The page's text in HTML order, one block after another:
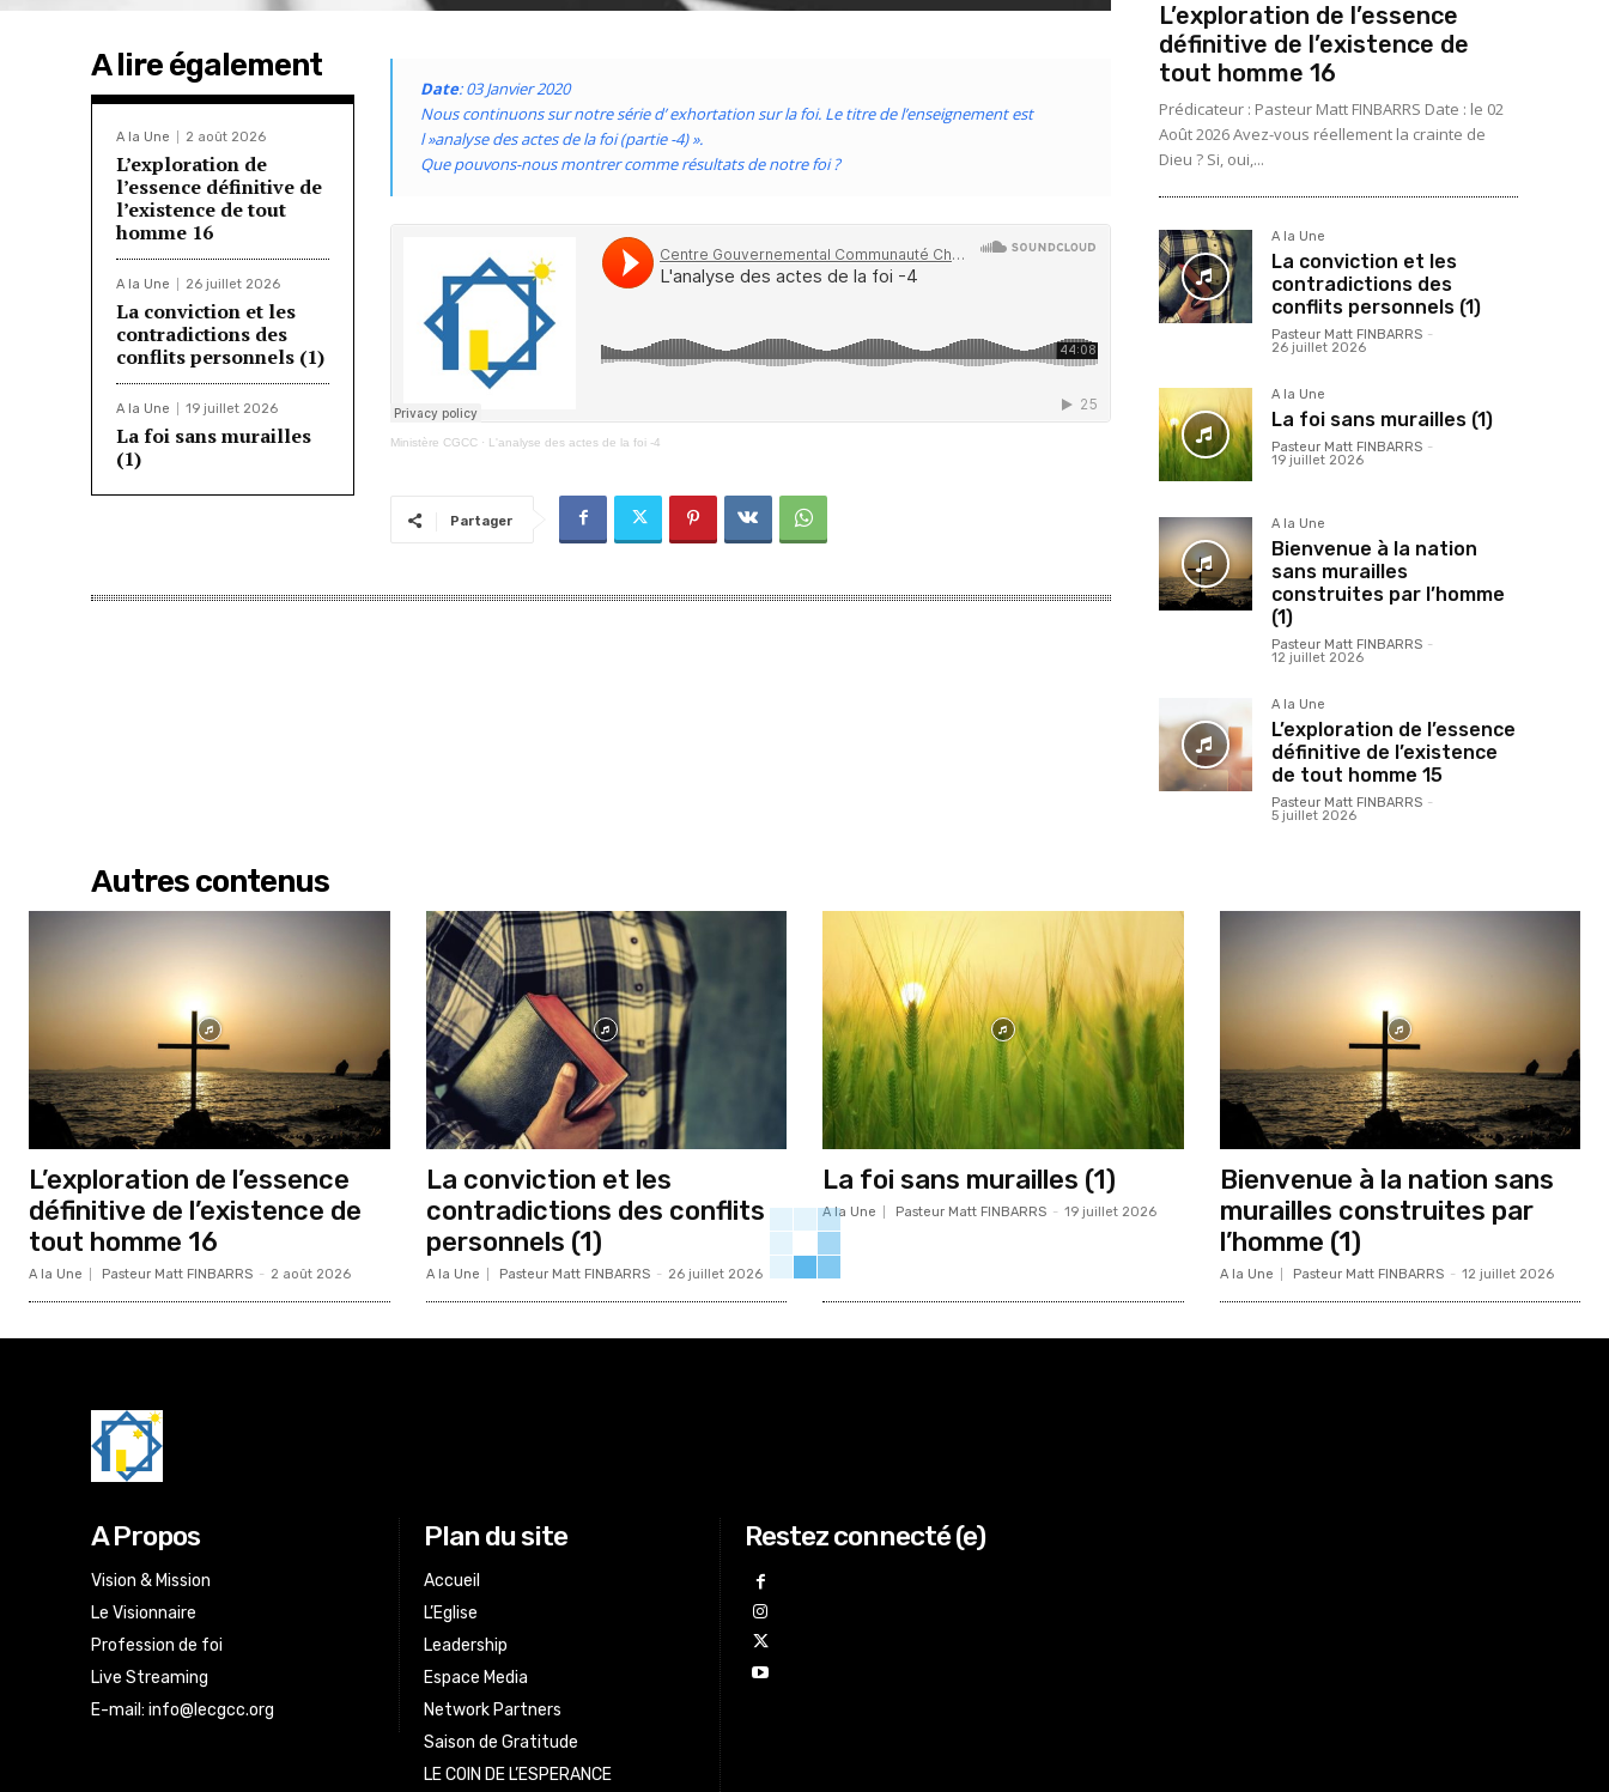
A lire également
A la Une 2 août 2026
L’exploration de
l’essence définitive de
l’existence de tout
homme 16
A la Une 26 juillet 2026
La conviction et les
contradictions des
conflits personnels (1)
A la Une 19 juillet 2026
La foi sans murailles
(1)
Date: 03 Janvier 2020
Nous continuons sur notre série d’ exhortation sur la foi. Le titre de l’enseignement est
l »analyse des actes de la foi (partie -4) ».
Que pouvons-nous montrer comme résultats de notre foi ?
Ministère CGCC · L'analyse des actes de la foi -4
Partager
L’exploration de l’essence
définitive de l’existence de
tout homme 16
Prédicateur : Pasteur Matt FINBARRS Date : le 02
Août 2026 Avez-vous réellement la crainte de
Dieu ? Si, oui,...
A la Une
La conviction et les
contradictions des
conflits personnels (1)
Pasteur Matt FINBARRS -
26 juillet 2026
A la Une
La foi sans murailles (1)
Pasteur Matt FINBARRS -
19 juillet 2026
A la Une
Bienvenue à la nation
sans murailles
construites par l’homme
(1)
Pasteur Matt FINBARRS -
12 juillet 2026
A la Une
L’exploration de l’essence
définitive de l’existence
de tout homme 15
Pasteur Matt FINBARRS -
5 juillet 2026
Autres contenus
L’exploration de l’essence
définitive de l’existence de
tout homme 16
A la Une Pasteur Matt FINBARRS - 2 août 2026
La conviction et les
contradictions des conflits
personnels (1)
A la Une Pasteur Matt FINBARRS - 26 juillet 2026
La foi sans murailles (1)
A la Une Pasteur Matt FINBARRS - 19 juillet 2026
Bienvenue à la nation sans
murailles construites par
l’homme (1)
A la Une Pasteur Matt FINBARRS - 12 juillet 2026
A Propos
Vision & Mission
Le Visionnaire
Profession de foi
Live Streaming
E-mail: info@lecgcc.org
Plan du site
Accueil
L’Eglise
Leadership
Espace Media
Network Partners
Saison de Gratitude
LE COIN DE L’ESPERANCE
Restez connecté (e)